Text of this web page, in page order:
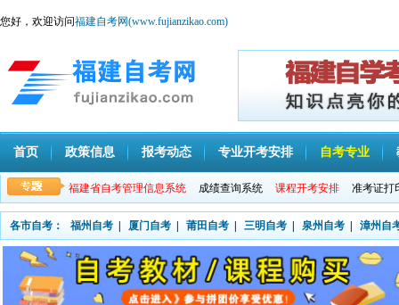
您好，欢迎访问福建自考网(www.fujianzikao.com)
首页 政策信息 报考动态 专业开考安排 自考专业
福建省自考管理信息系统 成绩查询系统 课程开考安排 准考证打
各市自考： 福州自考 厦门自考 莆田自考 三明自考 泉州自考 漳州自